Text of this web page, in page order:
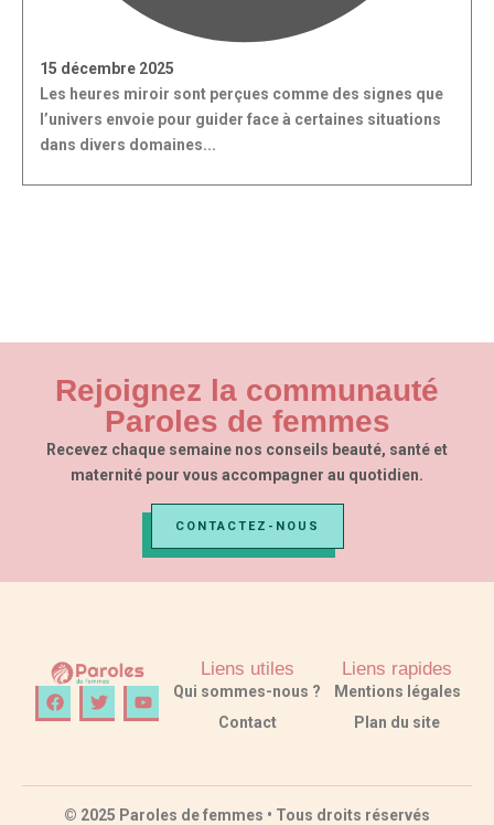
15 décembre 2025
Les heures miroir sont perçues comme des signes que
l’univers envoie pour guider face à certaines situations
dans divers domaines...
Rejoignez la communauté
Paroles de femmes​
Recevez chaque semaine nos conseils beauté, santé et
maternité pour vous accompagner au quotidien.
CONTACTEZ-NOUS
F
a
c
o
T
w
i
e
Y
o
u
b
Liens utiles
Qui sommes-nous ?
Contact
Liens rapides
Mentions légales
Plan du site
© 2025 Paroles de femmes • Tous droits réservés